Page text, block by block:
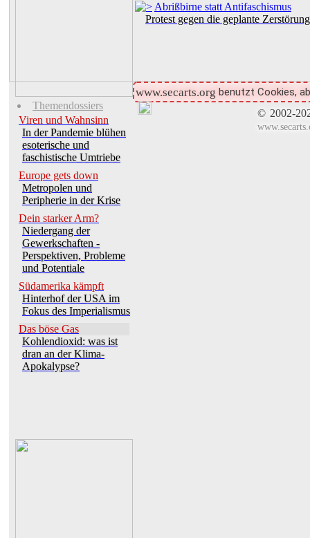
Themendossiers
Viren und Wahnsinn
In der Pandemie blühen
esoterische und
faschistische Umtriebe
Europe gets down
Metropolen und
Peripherie in der Krise
Dein starker Arm?
Niedergang der
Gewerkschaften -
Perspektiven, Probleme
und Potentiale
Südamerika kämpft
Hinterhof der USA im
Fokus des Imperialismus
Das böse Gas
Kohlendioxid: was ist
dran an der Klima-
Apokalypse?
Abrißbirne statt Antifaschismus
Protest gegen die geplante
www.secarts.org benutzt Cookies,
© 2002-